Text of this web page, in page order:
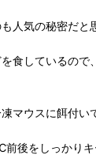
人気の秘密だと
食しているので
マウスに餌付い
後をしっかりキ